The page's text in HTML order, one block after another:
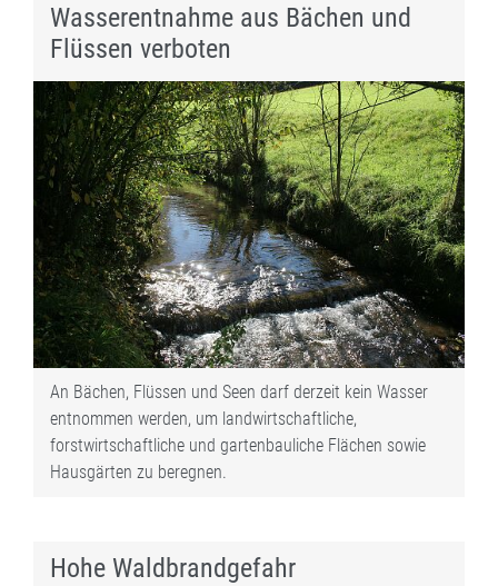
Wasserentnahme aus Bächen und
Flüssen verboten
An Bächen, Flüssen und Seen darf derzeit kein Wasser
entnommen werden, um landwirtschaftliche,
forstwirtschaftliche und gartenbauliche Flächen sowie
Hausgärten zu beregnen.
Hohe Waldbrandgefahr